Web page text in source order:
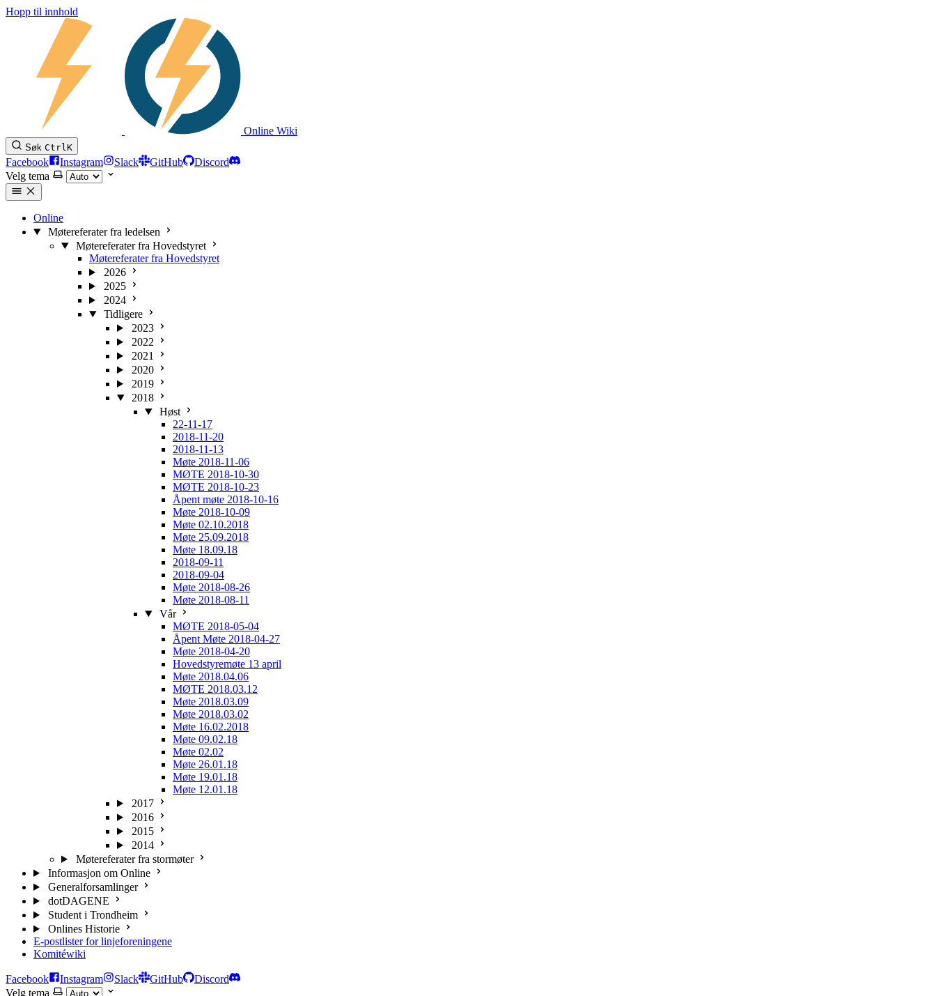
Hopp til innhold
Online Wiki
Søk CtrlK
Facebook Instagram Slack GitHub
Discord
Velg tema
Online
Møtereferater fra ledelsen
Møtereferater fra Hovedstyret
Møtereferater fra Hovedstyret
2026
2025
2024
Tidligere
2023
2022
2021
2020
2019
2018
Høst
22-11-17
2018-11-20
2018-11-13
Møte 2018-11-06
MØTE 2018-10-30
MØTE 2018-10-23
Åpent møte 2018-10-16
Møte 2018-10-09
Møte 02.10.2018
Møte 25.09.2018
Møte 18.09.18
2018-09-11
2018-09-04
Møte 2018-08-26
Møte 2018-08-11
Vår
MØTE 2018-05-04
Åpent Møte 2018-04-27
Møte 2018-04-20
Hovedstyremøte 13 april
Møte 2018.04.06
MØTE 2018.03.12
Møte 2018.03.09
Møte 2018.03.02
Møte 16.02.2018
Møte 09.02.18
Møte 02.02
Møte 26.01.18
Møte 19.01.18
Møte 12.01.18
2017
2016
2015
2014
Møtereferater fra stormøter
Informasjon om Online
Generalforsamlinger
dotDAGENE
Student i Trondheim
Onlines Historie
E-postlister for linjeforeningene
Komitéwiki
Facebook Instagram Slack GitHub
Discord
Velg tema